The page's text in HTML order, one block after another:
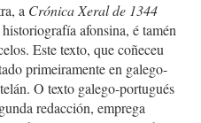
a Crónica Xeral de 1344
afonsina, é tamén
Este texto, que coñeceu
primeiramente en galego-
O texto galego-portugués
redacción, emprega